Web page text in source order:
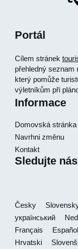
Portál
Cílem stránek
přehledný seznam
který pomůže
výletníkům při
Informace
Domovská stránka
Navrhni změnu
Kontakt
Sledujte nás
Česky
український
Français
Español
Hrvatski